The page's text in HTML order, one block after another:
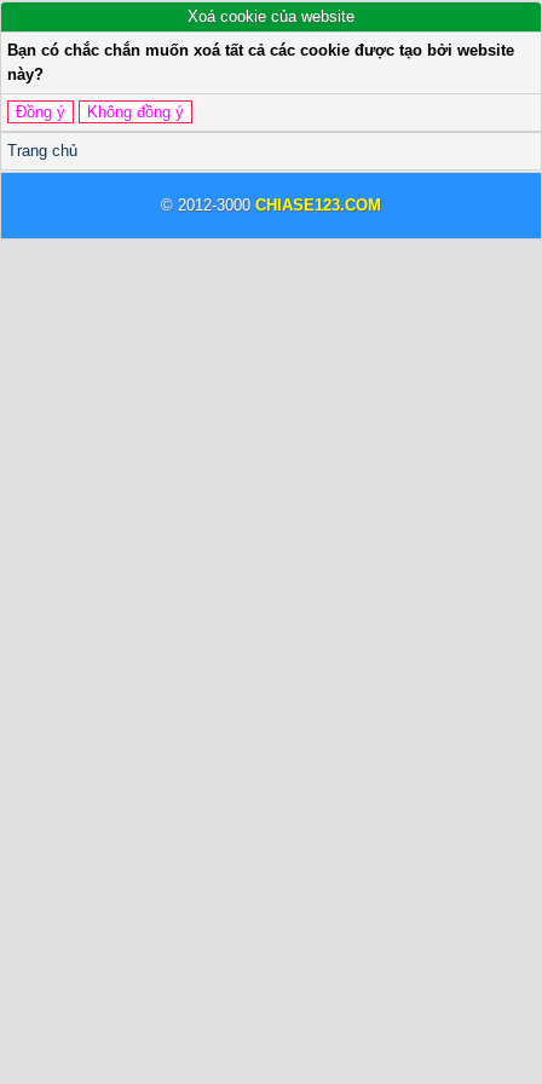
Xoá cookie của website
Bạn có chắc chắn muốn xoá tất cả các cookie được tạo bởi website
này?
Trang chủ
© 2012-3000 CHIASE123.COM